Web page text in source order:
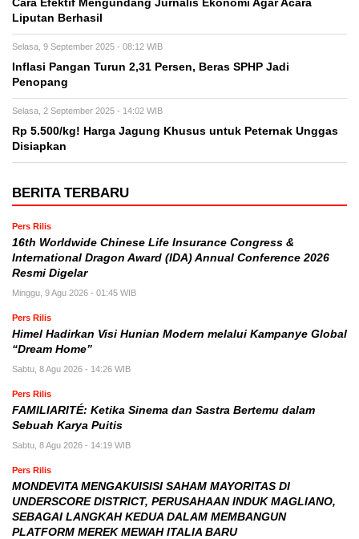
Cara Efektif Mengundang Jurnalis Ekonomi Agar Acara
Liputan Berhasil
Selasa, 9 September 2025 - 08:12 WIB
Inflasi Pangan Turun 2,31 Persen, Beras SPHP Jadi
Penopang
Selasa, 2 September 2025 - 14:02 WIB
Rp 5.500/kg! Harga Jagung Khusus untuk Peternak Unggas
Disiapkan
BERITA TERBARU
Pers Rilis
16th Worldwide Chinese Life Insurance Congress &
International Dragon Award (IDA) Annual Conference 2026
Resmi Digelar
Minggu, 9 Agu 2026 - 01:45 WIB
Pers Rilis
Himel Hadirkan Visi Hunian Modern melalui Kampanye Global
“Dream Home”
Sabtu, 8 Agu 2026 - 14:26 WIB
Pers Rilis
FAMILIARITÉ: Ketika Sinema dan Sastra Bertemu dalam
Sebuah Karya Puitis
Sabtu, 8 Agu 2026 - 14:19 WIB
Pers Rilis
MONDEVITA MENGAKUISISI SAHAM MAYORITAS DI
UNDERSCORE DISTRICT, PERUSAHAAN INDUK MAGLIANO,
SEBAGAI LANGKAH KEDUA DALAM MEMBANGUN
PLATFORM MEREK MEWAH ITALIA BARU